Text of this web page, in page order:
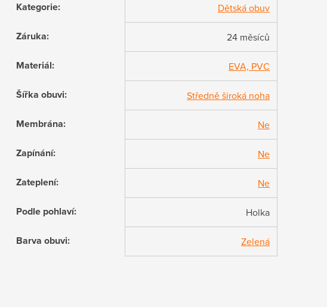
Kategorie: Dětská obuv
Záruka: 24 měsíců
Materiál: EVA, PVC
Šířka obuvi: Středně široká noha
Membrána: Ne
Zapínání: Ne
Zateplení: Ne
Podle pohlaví: Holka
Barva obuvi: Zelená